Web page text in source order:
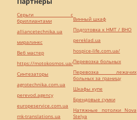
Серьги с
бриллиантами
alliancetechnika.ua
миралинкс
Веб мастер
https://motokosmos.ua/
Синтезаторы
agrotechnika.com.ua
perevod.agency
europeservice.com.ua
mk-translations.ua
Винный шкаф
Подготовка к НМТ / ВНО
pereklad.ua
hospice-life.com.ua/
Перевозка больных
Перевозка лежачих
больных за границу
Шкафы купе
Брендовые сумки
Натяжные потолки Nova
Stelya